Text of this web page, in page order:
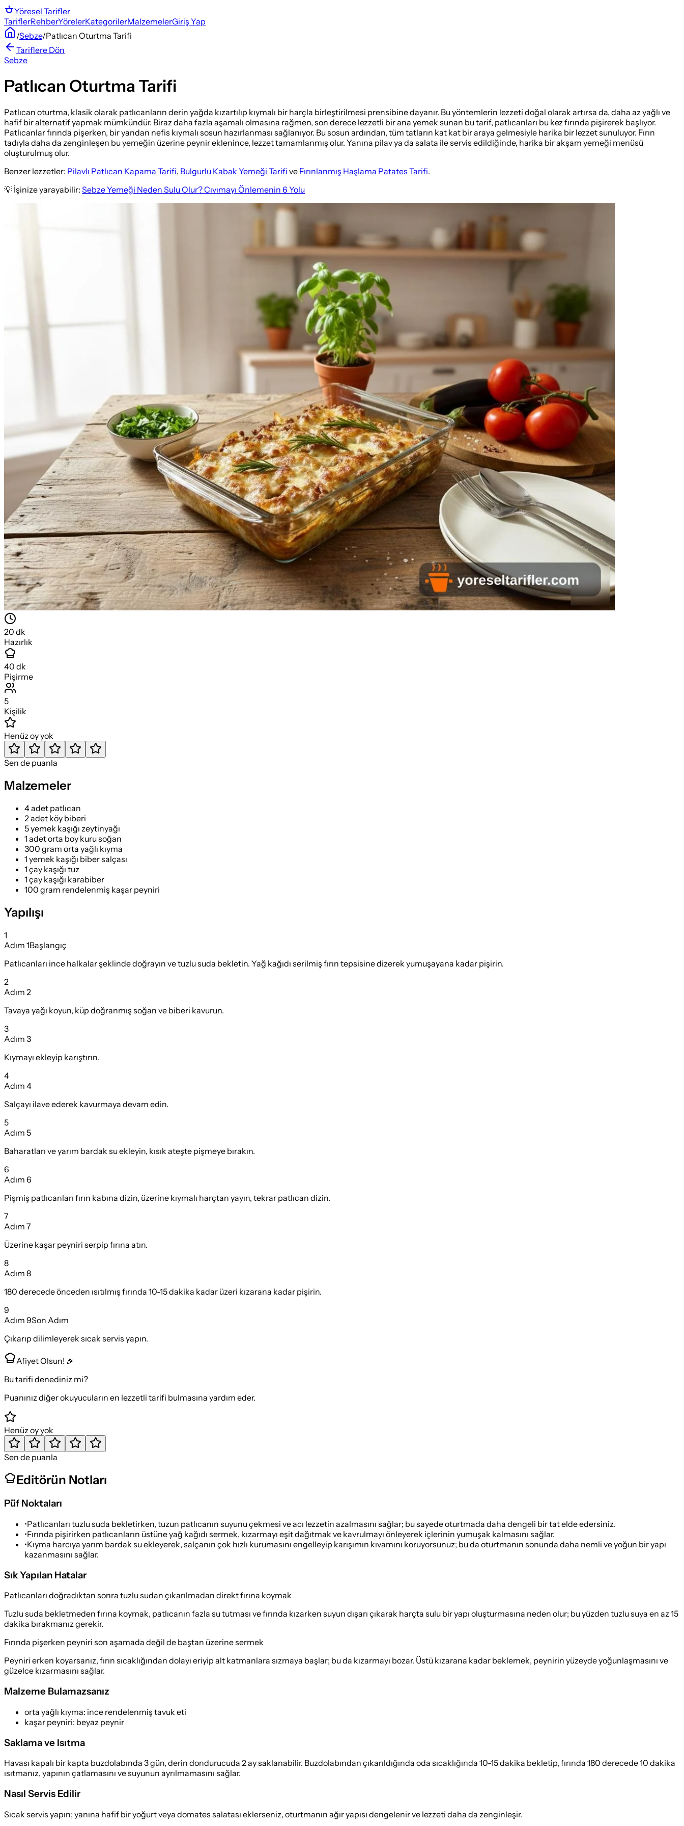
Yöresel Tarifler
TariflerRehberYörelerKategorilerMalzemelerGiriş Yap
/Sebze/Patlıcan Oturtma Tarifi
Tariflere Dön
Sebze
Patlıcan Oturtma Tarifi
Patlıcan oturtma, klasik olarak patlıcanların derin yağda kızartılıp kıymalı bir harçla birleştirilmesi prensibine dayanır. Bu yöntemlerin lezzeti doğal olarak artırsa da, daha az yağlı ve
hafif bir alternatif yapmak mümkündür. Biraz daha fazla aşamalı olmasına rağmen, son derece lezzetli bir ana yemek sunan bu tarif, patlıcanları bu kez fırında pişirerek başlıyor.
Patlıcanlar fırında pişerken, bir yandan nefis kıymalı sosun hazırlanması sağlanıyor. Bu sosun ardından, tüm tatların kat kat bir araya gelmesiyle harika bir lezzet sunuluyor. Fırın
tadıyla daha da zenginleşen bu yemeğin üzerine peynir eklenince, lezzet tamamlanmış olur. Yanına pilav ya da salata ile servis edildiğinde, harika bir akşam yemeği menüsü
oluşturulmuş olur.
Benzer lezzetler: Pilavlı Patlıcan Kapama Tarifi, Bulgurlu Kabak Yemeği Tarifi ve Fırınlanmış Haşlama Patates Tarifi.
💡 İşinize yarayabilir: Sebze Yemeği Neden Sulu Olur? Cıvımayı Önlemenin 6 Yolu
20 dk
Hazırlık
40 dk
Pişirme
5
Kişilik
Henüz oy yok
Sen de puanla
Malzemeler
4 adet patlıcan
2 adet köy biberi
5 yemek kaşığı zeytinyağı
1 adet orta boy kuru soğan
300 gram orta yağlı kıyma
1 yemek kaşığı biber salçası
1 çay kaşığı tuz
1 çay kaşığı karabiber
100 gram rendelenmiş kaşar peyniri
Yapılışı
1
Adım 1Başlangıç
Patlıcanları ince halkalar şeklinde doğrayın ve tuzlu suda bekletin. Yağ kağıdı serilmiş fırın tepsisine dizerek yumuşayana kadar pişirin.
2
Adım 2
Tavaya yağı koyun, küp doğranmış soğan ve biberi kavurun.
3
Adım 3
Kıymayı ekleyip karıştırın.
4
Adım 4
Salçayı ilave ederek kavurmaya devam edin.
5
Adım 5
Baharatları ve yarım bardak su ekleyin, kısık ateşte pişmeye bırakın.
6
Adım 6
Pişmiş patlıcanları fırın kabına dizin, üzerine kıymalı harçtan yayın, tekrar patlıcan dizin.
7
Adım 7
Üzerine kaşar peyniri serpip fırına atın.
8
Adım 8
180 derecede önceden ısıtılmış fırında 10-15 dakika kadar üzeri kızarana kadar pişirin.
9
Adım 9Son Adım
Çıkarıp dilimleyerek sıcak servis yapın.
Afiyet Olsun! 🎉
Bu tarifi denediniz mi?
Puanınız diğer okuyucuların en lezzetli tarifi bulmasına yardım eder.
Henüz oy yok
Sen de puanla
Editörün Notları
Püf Noktaları
•Patlıcanları tuzlu suda bekletirken, tuzun patlıcanın suyunu çekmesi ve acı lezzetin azalmasını sağlar; bu sayede oturtmada daha dengeli bir tat elde edersiniz.
•Fırında pişirirken patlıcanların üstüne yağ kağıdı sermek, kızarmayı eşit dağıtmak ve kavrulmayı önleyerek içlerinin yumuşak kalmasını sağlar.
•Kıyma harcıya yarım bardak su ekleyerek, salçanın çok hızlı kurumasını engelleyip karışımın kıvamını koruyorsunuz; bu da oturtmanın sonunda daha nemli ve yoğun bir yapı
kazanmasını sağlar.
Sık Yapılan Hatalar
Patlıcanları doğradıktan sonra tuzlu sudan çıkarılmadan direkt fırına koymak
Tuzlu suda bekletmeden fırına koymak, patlıcanın fazla su tutması ve fırında kızarken suyun dışarı çıkarak harçta sulu bir yapı oluşturmasına neden olur; bu yüzden tuzlu suya en az 15
dakika bırakmanız gerekir.
Fırında pişerken peyniri son aşamada değil de baştan üzerine sermek
Peyniri erken koyarsanız, fırın sıcaklığından dolayı eriyip alt katmanlara sızmaya başlar; bu da kızarmayı bozar. Üstü kızarana kadar beklemek, peynirin yüzeyde yoğunlaşmasını ve
güzelce kızarmasını sağlar.
Malzeme Bulamazsanız
orta yağlı kıyma: ince rendelenmiş tavuk eti
kaşar peyniri: beyaz peynir
Saklama ve Isıtma
Havası kapalı bir kapta buzdolabında 3 gün, derin dondurucuda 2 ay saklanabilir. Buzdolabından çıkarıldığında oda sıcaklığında 10-15 dakika bekletip, fırında 180 derecede 10 dakika
ısıtmanız, yapının çatlamasını ve suyunun ayrılmamasını sağlar.
Nasıl Servis Edilir
Sıcak servis yapın; yanına hafif bir yoğurt veya domates salatası eklerseniz, oturtmanın ağır yapısı dengelenir ve lezzeti daha da zenginleşir.